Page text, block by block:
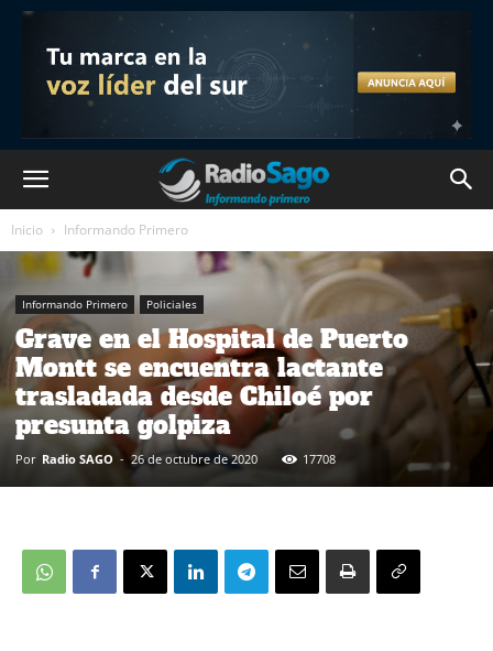
Inicio Informando Primero
Informando Primero Policiales
Grave en el Hospital de Puerto
Montt se encuentra lactante
trasladada desde Chiloé por
presunta golpiza
Por Radio SAGO - 26 de octubre de 2020 17708